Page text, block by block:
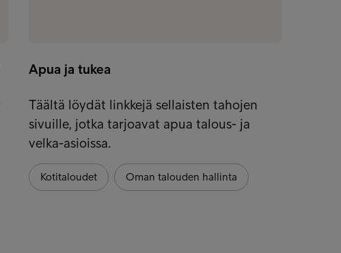
Apua ja tukea
Täältä löydät linkkejä sellaisten tahojen
sivuille, jotka tarjoavat apua talous- ja
velka-asioissa.
Kotitaloudet Oman talouden hallinta